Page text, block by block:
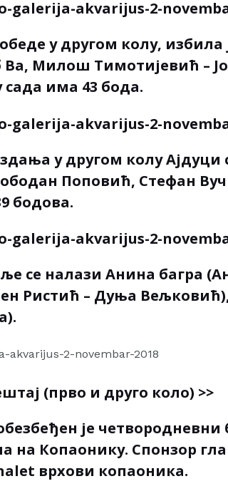
у другом колу, избила
Милош Тимотијевић –
има 43 бода.
у другом колу Ајдуци
Поповић, Стефан
бодова.
се налази Анина багра
Ристић – Дуња Вељковић),
(прво и друго коло) >>
је четвородневни
на Копаонику. Спонзор
врхови копаоника.